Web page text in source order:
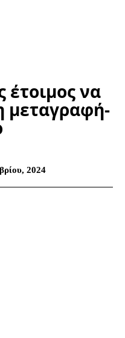
έτοιμος να
μεταγραφή-
2024